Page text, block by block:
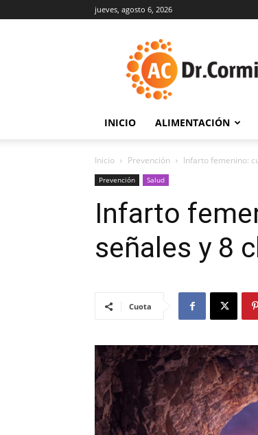
jueves, agosto 6, 2026
INICIO ALIMENTACIÓN
Inicio Prevención Infarto femenino:
Prevención Salud
Infarto
señales y 8
Cuota